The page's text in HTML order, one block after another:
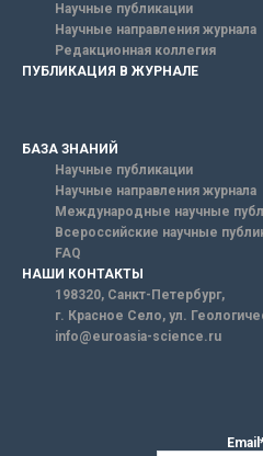
Научные публикации
Научные направления журнала
Редакционная коллегия
ПУБЛИКАЦИЯ В ЖУРНАЛЕ
БАЗА ЗНАНИЙ
Научные публикации
Научные направления журнала
Международные научные
Всероссийские научные
FAQ
НАШИ КОНТАКТЫ
198320, Санкт-Петербург,
г. Красное Село, ул.
info@euroasia-science.ru